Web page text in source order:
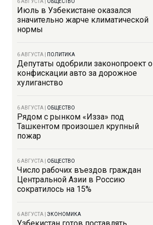
6 АВГУСТА ОБЩЕСТВО
Июль в Узбекистане оказался
значительно жарче климатической
нормы
6 АВГУСТА ПОЛИТИКА
Депутаты одобрили законопроект о
конфискации авто за дорожное
хулиганство
6 АВГУСТА ОБЩЕСТВО
Рядом с рынком «Изза» под
Ташкентом произошел крупный
пожар
6 АВГУСТА ОБЩЕСТВО
Число рабочих въездов граждан
Центральной Азии в Россию
сократилось на 15%
6 АВГУСТА ЭКОНОМИКА